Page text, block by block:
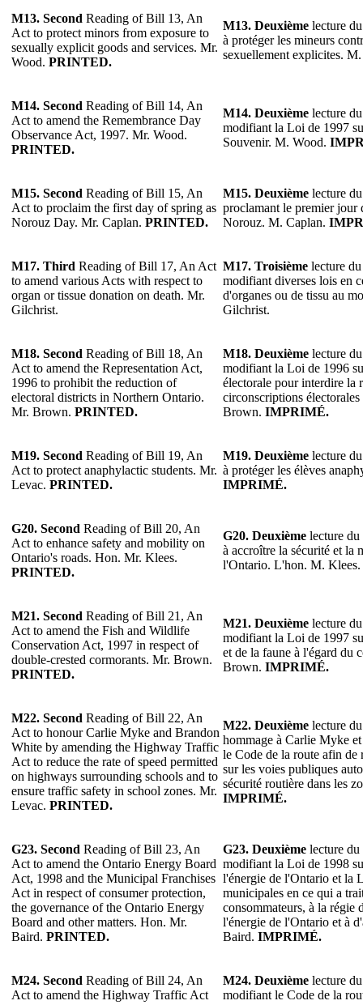
M13. Second Reading of Bill 13, An
Act to protect minors from exposure to
sexually explicit goods and services. Mr.
Wood. PRINTED.
M13. Deuxième lecture
à protéger les mineurs
sexuellement explicites.
M14. Second Reading of Bill 14, An
Act to amend the Remembrance Day
Observance Act, 1997. Mr. Wood.
PRINTED.
M14. Deuxième lecture
modifiant la Loi de 1997
Souvenir. M. Wood.
M15. Second Reading of Bill 15, An
Act to proclaim the first day of spring as
Norouz Day. Mr. Caplan. PRINTED.
M15. Deuxième lecture
proclamant le premier jour
Norouz. M. Caplan.
M17. Third Reading of Bill 17, An Act
to amend various Acts with respect to
organ or tissue donation on death. Mr.
Gilchrist.
M17. Troisième lecture
modifiant diverses lois en
d'organes ou de tissu au
Gilchrist.
M18. Second Reading of Bill 18, An
Act to amend the Representation Act,
1996 to prohibit the reduction of
electoral districts in Northern Ontario.
Mr. Brown. PRINTED.
M18. Deuxième lecture
modifiant la Loi de 1996
électorale pour interdire la
circonscriptions
Brown. IMPRIMÉ.
M19. Second Reading of Bill 19, An
Act to protect anaphylactic students. Mr.
Levac. PRINTED.
M19. Deuxième lecture
à protéger les élèves
IMPRIMÉ.
G20. Second Reading of Bill 20, An
Act to enhance safety and mobility on
Ontario's roads. Hon. Mr. Klees.
PRINTED.
G20. Deuxième lecture
à accroître la sécurité et la
l'Ontario. L'hon. M. Klees.
M21. Second Reading of Bill 21, An
Act to amend the Fish and Wildlife
Conservation Act, 1997 in respect of
double-crested cormorants. Mr. Brown.
PRINTED.
M21. Deuxième lecture
modifiant la Loi de 1997
et de la faune à l'égard du
Brown. IMPRIMÉ.
M22. Second Reading of Bill 22, An
Act to honour Carlie Myke and Brandon
White by amending the Highway Traffic
Act to reduce the rate of speed permitted
on highways surrounding schools and to
ensure traffic safety in school zones. Mr.
Levac. PRINTED.
M22. Deuxième lecture
hommage à Carlie Myke
le Code de la route afin de
sur les voies publiques
sécurité routière dans les
IMPRIMÉ.
G23. Second Reading of Bill 23, An
Act to amend the Ontario Energy Board
Act, 1998 and the Municipal Franchises
Act in respect of consumer protection,
the governance of the Ontario Energy
Board and other matters. Hon. Mr.
Baird. PRINTED.
G23. Deuxième lecture
modifiant la Loi de 1998
l'énergie de l'Ontario et la
municipales en ce qui a
consommateurs, à la régie
l'énergie de l'Ontario et à
Baird. IMPRIMÉ.
M24. Second Reading of Bill 24, An
Act to amend the Highway Traffic Act
M24. Deuxième lecture
modifiant le Code de la